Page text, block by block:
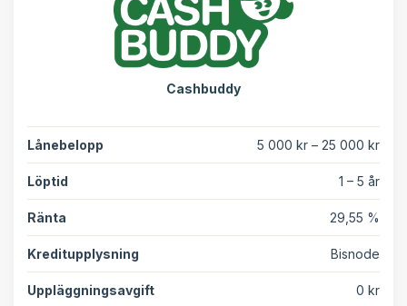
Cashbuddy
Lånebelopp 5 000 kr – 25 000 kr
Löptid 1 – 5 år
Ränta 29,55 %
Kreditupplysning Bisnode
Uppläggningsavgift 0 kr